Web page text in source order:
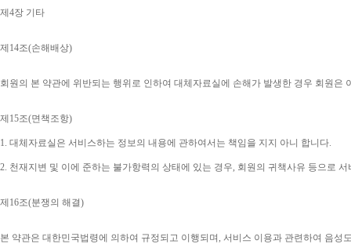
제 4장 기타
제 14조(손해배상)
회원의 본 약관에 위반되는 행위로 인하여 대체자료실에 손해가 발생한 경우 회원은
제 15조(면책조항)
1. 대체자료실은 서비스하는 정보의 내용에 관하여서는 책임을 지지 아니 합니다.
2. 천재지변 및 이에 준하는 불가항력의 상태에 있는 경우, 회원의 귀책사유 등으로
제 16조(분쟁의 해결)
본 약관은 대한민국법령에 의하여 규정되고 이행되며, 서비스 이용과 관련하여 음성